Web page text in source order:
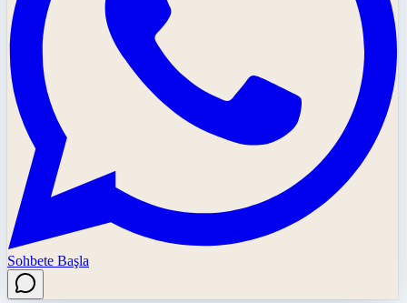
Sohbete Başla